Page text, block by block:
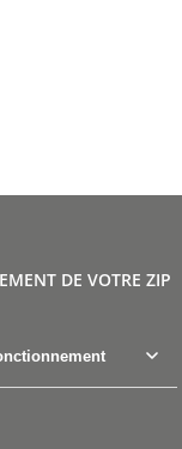
DE VOTRE ZIP